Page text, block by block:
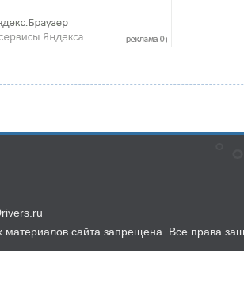
материалов сайта запрещена. Все права